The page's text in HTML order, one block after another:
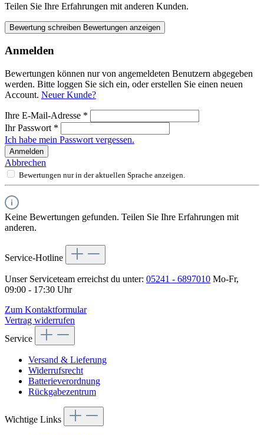
Teilen Sie Ihre Erfahrungen mit anderen Kunden.
Bewertung schreiben Bewertungen anzeigen
Anmelden
Bewertungen können nur von angemeldeten Benutzern abgegeben
werden. Bitte loggen Sie sich ein, oder erstellen Sie einen neuen
Account. Neuer Kunde?
Ihre E-Mail-Adresse *
Ihr Passwort *
Ich habe mein Passwort vergessen.
Anmelden
Abbrechen
Bewertungen nur in der aktuellen Sprache anzeigen.
Keine Bewertungen gefunden. Teilen Sie Ihre Erfahrungen mit
anderen.
Service-Hotline
Unser Serviceteam erreichst du unter: 05241 - 6897010 Mo-Fr,
09:00 - 17:30 Uhr
Zum Kontaktformular
Vertrag widerrufen
Service
Versand & Lieferung
Widerrufsrecht
Batterieverordnung
Rückgabezentrum
Wichtige Links